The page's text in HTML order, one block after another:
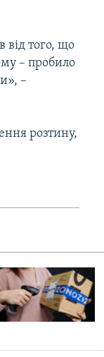
від того, що
– пробило
–
розтину,